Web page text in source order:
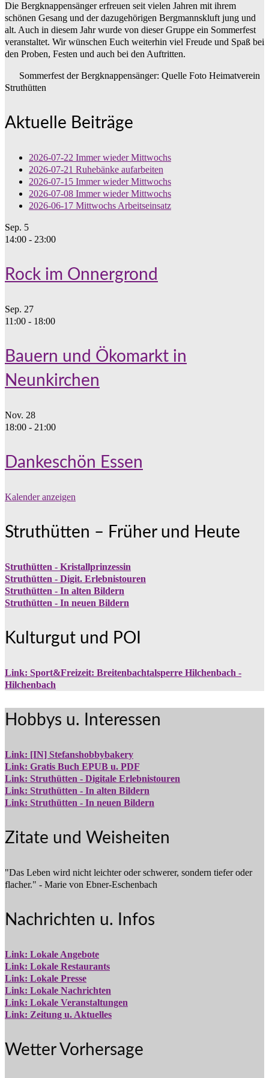
Die Bergknappensänger erfreuen seit vielen Jahren mit ihrem
schönen Gesang und der dazugehörigen Bergmannskluft jung und
alt. Auch in diesem Jahr wurde von dieser Gruppe ein Sommerfest
veranstaltet. Wir wünschen Euch weiterhin viel Freude und Spaß bei
den Proben, Festen und auch bei den Auftritten.
Sommerfest der Bergknappensänger: Quelle Foto Heimatverein
Struthütten
Aktuelle Beiträge
2026-07-22 Immer wieder Mittwochs
2026-07-21 Ruhebänke aufarbeiten
2026-07-15 Immer wieder Mittwochs
2026-07-08 Immer wieder Mittwochs
2026-06-17 Mittwochs Arbeitseinsatz
Sep. 5
14:00 - 23:00
Rock im Onnergrond
Sep. 27
11:00 - 18:00
Bauern und Ökomarkt in
Neunkirchen
Nov. 28
18:00 - 21:00
Dankeschön Essen
Kalender anzeigen
Struthütten – Früher und Heute
Struthütten - Kristallprinzessin
Struthütten - Digit. Erlebnistouren
Struthütten - In alten Bildern
Struthütten - In neuen Bildern
Kulturgut und POI
Link: Sport&Freizeit: Breitenbachtalsperre Hilchenbach -
Hilchenbach
Hobbys u. Interessen
Link: [IN] Stefanshobbybakery
Link: Gratis Buch EPUB u. PDF
Link: Struthütten - Digitale Erlebnistouren
Link: Struthütten - In alten Bildern
Link: Struthütten - In neuen Bildern
Zitate und Weisheiten
"Das Leben wird nicht leichter oder schwerer, sondern tiefer oder
flacher." - Marie von Ebner-Eschenbach
Nachrichten u. Infos
Link: Lokale Angebote
Link: Lokale Restaurants
Link: Lokale Presse
Link: Lokale Nachrichten
Link: Lokale Veranstaltungen
Link: Zeitung u. Aktuelles
Wetter Vorhersage